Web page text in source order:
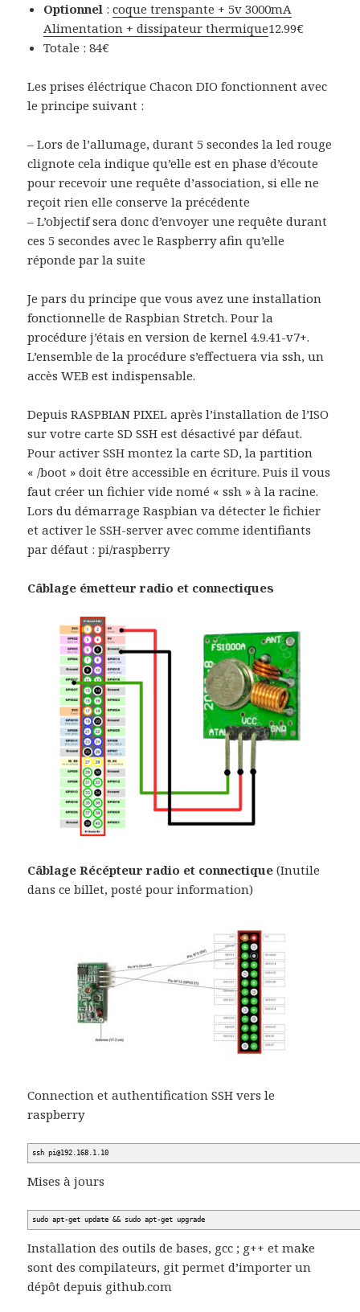
Optionnel :coque trenspante + 5v 3000mA
Alimentation + dissipateur thermique12.99€
Totale : 84€
Les prises éléctrique Chacon DIO fonctionnent avec
le principe suivant :
– Lors de l’allumage, durant 5 secondes la led rouge
clignote cela indique qu’elle est en phase d’écoute
pour recevoir une requête d’association, si elle ne
reçoit rien elle conserve la précédente
– L’objectif sera donc d’envoyer une requête durant
ces 5 secondes avec le Raspberry afin qu’elle
réponde par la suite
Je pars du principe que vous avez une installation
fonctionnelle de Raspbian Stretch. Pour la
procédure j’étais en version de kernel 4.9.41-v7+.
L’ensemble de la procédure s’effectuera via ssh, un
accès WEB est indispensable.
Depuis RASPBIAN PIXEL après l’installation de l’ISO
sur votre carte SD SSH est désactivé par défaut.
Pour activer SSH montez la carte SD, la partition
« /boot » doit être accessible en écriture. Puis il vous
faut créer un fichier vide nomé « ssh » à la racine.
Lors du démarrage Raspbian va détecter le fichier
et activer le SSH-server avec comme identifiants
par défaut : pi/raspberry
Câblage émetteur radio et connectiques
Câblage Récépteur radio et connectique (Inutile
dans ce billet, posté pour information)
Connection et authentification SSH vers le
raspberry
ssh pi@192.168.1.10
Mises à jours
sudo apt-get update && sudo apt-get upgrade
Installation des outils de bases, gcc ; g++ et make
sont des compilateurs, git permet d’importer un
dépôt depuis github.com